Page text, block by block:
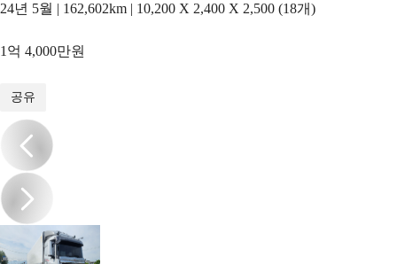
24년 5월 | 162,602km | 10,200 X 2,400 X 2,500 (18개)
1억 4,000만원
공유
/6